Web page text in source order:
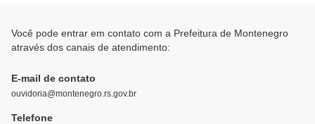
Você pode entrar em contato com a Prefeitura de Montenegro
através dos canais de atendimento:
E-mail de contato
ouvidoria@montenegro.rs.gov.br
Telefone